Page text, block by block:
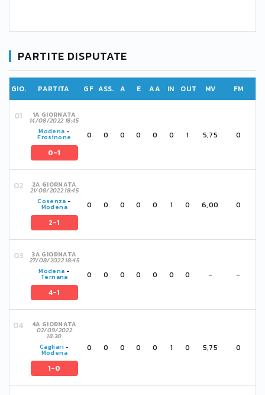
PARTITE DISPUTATE
GIO. PARTITA GF ASS. A E AA IN OUT MV FM
1A GIORNATA
14/08/2022 18:45
Modena -
Frosinone
0-1
0 0 0 0 0 0 1 5,75 0
2A GIORNATA
21/08/2022 18:45
Cosenza -
Modena
2-1
0 0 0 0 0 1 0 6,00 0
3A GIORNATA
27/08/2022 18:45
Modena -
Ternana
4-1
0 0 0 0 0 0 0 - -
4A GIORNATA
02/09/2022
18:30
Cagliari-
Modena
1-0
0 0 0 0 0 1 0 5,75 0